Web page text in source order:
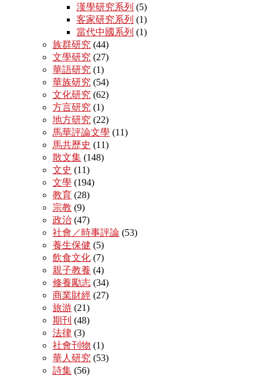
漢學研究系列 (5)
客家研究系列 (1)
當代中國系列 (1)
族群研究 (44)
文學研究 (27)
華語研究 (1)
華族研究 (54)
文化研究 (62)
方言研究 (1)
地方研究 (22)
馬華評論文學 (11)
馬共歷史 (11)
散文集 (148)
文史 (11)
文學 (194)
教育 (28)
宗教 (9)
政治 (47)
社會／時事評論 (53)
養生保健 (5)
飲食文化 (7)
親子教養 (4)
修養勵志 (34)
商業財經 (27)
旅游 (21)
期刊 (48)
法律 (3)
社會刊物 (1)
華人研究 (53)
詩集 (56)